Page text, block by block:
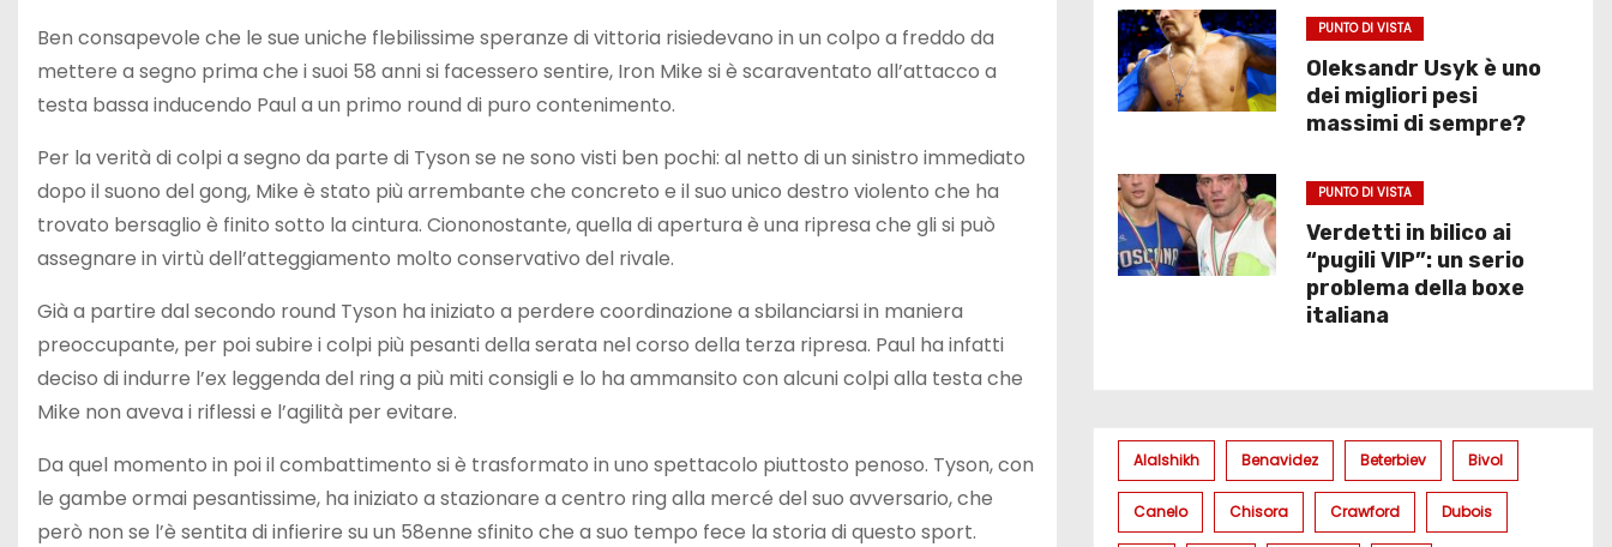
Ben consapevole che le sue uniche flebilissime speranze di vittoria risiedevano in un colpo a freddo da
mettere a segno prima che i suoi 58 anni si facessero sentire, Iron Mike si è scaraventato all’attacco a
testa bassa inducendo Paul a un primo round di puro contenimento.
Per la verità di colpi a segno da parte di Tyson se ne sono visti ben pochi: al netto di un sinistro immediato
dopo il suono del gong, Mike è stato più arrembante che concreto e il suo unico destro violento che ha
trovato bersaglio è finito sotto la cintura. Ciononostante, quella di apertura è una ripresa che gli si può
assegnare in virtù dell’atteggiamento molto conservativo del rivale.
Già a partire dal secondo round Tyson ha iniziato a perdere coordinazione a sbilanciarsi in maniera
preoccupante, per poi subire i colpi più pesanti della serata nel corso della terza ripresa. Paul ha infatti
deciso di indurre l’ex leggenda del ring a più miti consigli e lo ha ammansito con alcuni colpi alla testa che
Mike non aveva i riflessi e l’agilità per evitare.
Da quel momento in poi il combattimento si è trasformato in uno spettacolo piuttosto penoso. Tyson, con
le gambe ormai pesantissime, ha iniziato a stazionare a centro ring alla mercé del suo avversario, che
però non se l’è sentita di infierire su un 58enne sfinito che a suo tempo fece la storia di questo sport.
PUNTO DI VISTA
Oleksandr Usyk è uno
dei migliori pesi
massimi di sempre?
PUNTO DI VISTA
Verdetti in bilico ai
“pugili VIP”: un serio
problema della boxe
italiana
Alalshikh Benavidez Beterbiev Bivol
Canelo Chisora Crawford Dubois